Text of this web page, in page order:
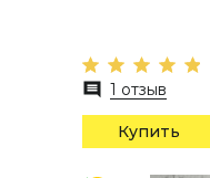
1 отзыв
Купить